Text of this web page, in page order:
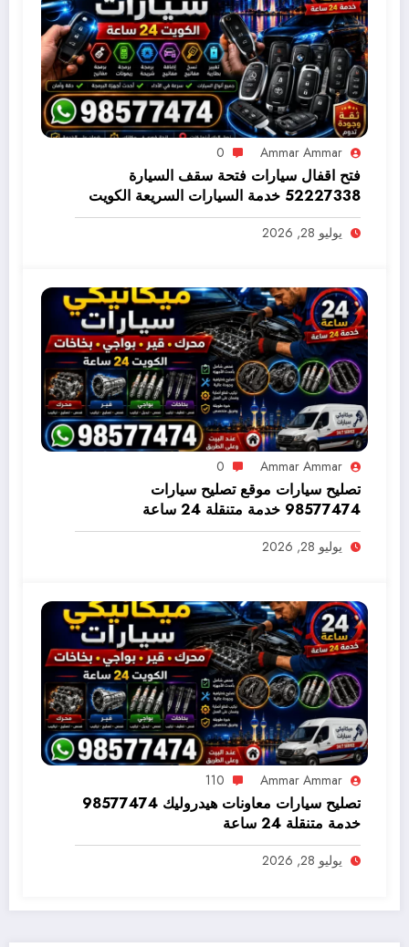
Ammar Ammar
0
فتح اقفال سيارات فتحة سقف السيارة
52227338 خدمة السيارات السريعة الكويت
98577474
يوليو 28, 2026
Ammar Ammar
0
تصليح سيارات موقع تصليح سيارات
98577474 خدمة متنقلة 24 ساعة
يوليو 28, 2026
Ammar Ammar
110
تصليح سيارات معاونات هيدروليك 98577474
خدمة متنقلة 24 ساعة
يوليو 28, 2026